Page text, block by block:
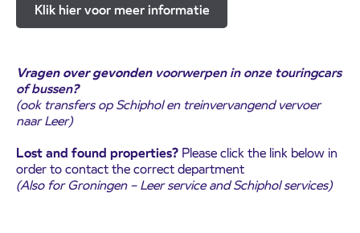
Klik hier voor meer informatie
Vragen over gevonden voorwerpen in onze touringcars
of bussen?
(ook transfers op Schiphol en treinvervangend vervoer
naar Leer)
Lost and found properties? Please click the link below in
order to contact the correct department
(Also for Groningen – Leer service and Schiphol services)